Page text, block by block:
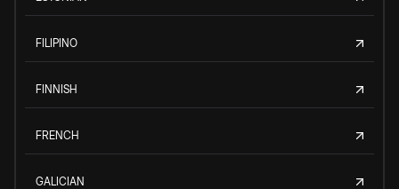
FILIPINO
FINNISH
FRENCH
GALICIAN